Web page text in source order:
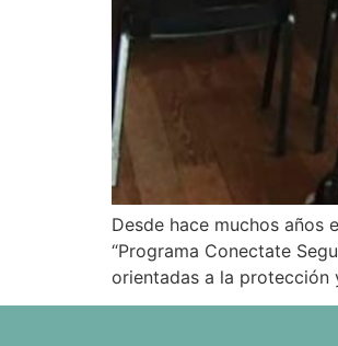
Desde hace muchos años
“Programa Conectate
orientadas a la protección